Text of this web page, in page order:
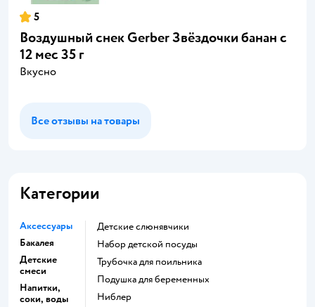
5
Воздушный снек Gerber Звёздочки банан с
12 мес 35 г
Вкусно
Все отзывы на товары
Категории
Аксессуары
Бакалея
Детские
смеси
Напитки,
соки, воды
Детские слюнявчики
набор детской посуды
трубочка для поильника
подушка для беременных
ниблер